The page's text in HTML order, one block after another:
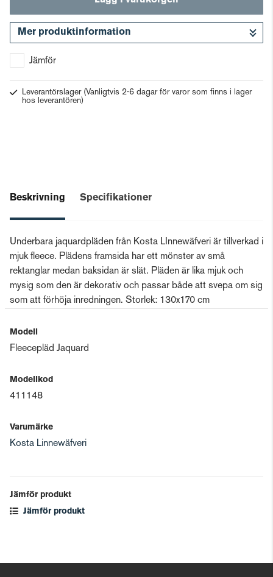
Mer produktinformation
Jämför
Leverantörslager (Vanligtvis 2-6 dagar för varor som finns i lager
hos leverantören)
Beskrivning Specifikationer
Underbara jaquardpläden från Kosta LInnewäfveri är tillverkad i
mjuk fleece. Plädens framsida har ett mönster av små
rektanglar medan baksidan är slät. Pläden är lika mjuk och
mysig som den är dekorativ och passar både att svepa om sig
som att förhöja inredningen. Storlek: 130x170 cm
Modell
Fleecepläd Jaquard
Modellkod
411148
Varumärke
Kosta Linnewäfveri
Jämför produkt
Jämför produkt